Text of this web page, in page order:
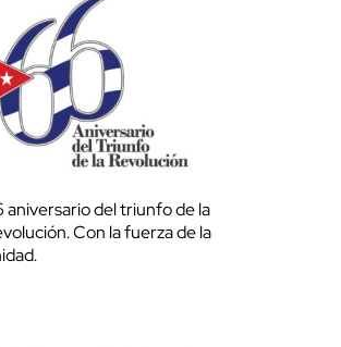
aniversario del triunfo de la
Con la fuerza de la